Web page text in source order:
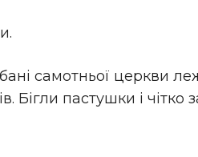
самотньої церкви
Бігли пастушки і чітко